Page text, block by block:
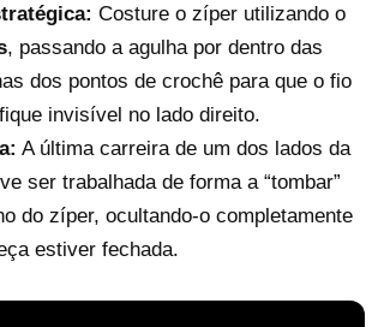
Costure o zíper utilizando o
, passando a agulha por dentro das
dos pontos de crochê para que o fio
invisível no lado direito.
A última carreira de um dos lados da
ser trabalhada de forma a “tombar”
do zíper, ocultando-o completamente
estiver fechada.